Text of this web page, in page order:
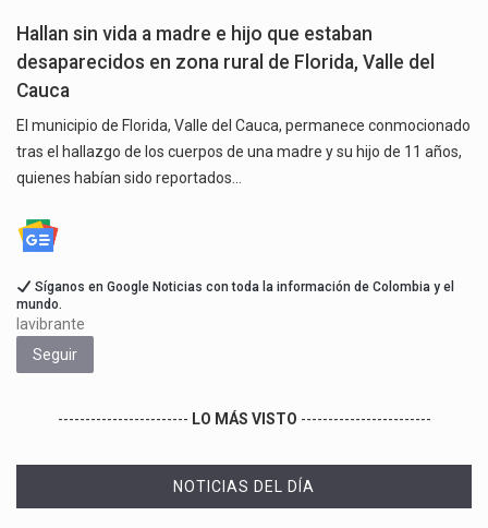
Hallan sin vida a madre e hijo que estaban
desaparecidos en zona rural de Florida, Valle del
Cauca
El municipio de Florida, Valle del Cauca, permanece conmocionado
tras el hallazgo de los cuerpos de una madre y su hijo de 11 años,
quienes habían sido reportados…
Síganos en Google Noticias con toda la información de Colombia y el
mundo.
lavibrante
Seguir
------------------------ LO MÁS VISTO ------------------------
NOTICIAS DEL DÍA